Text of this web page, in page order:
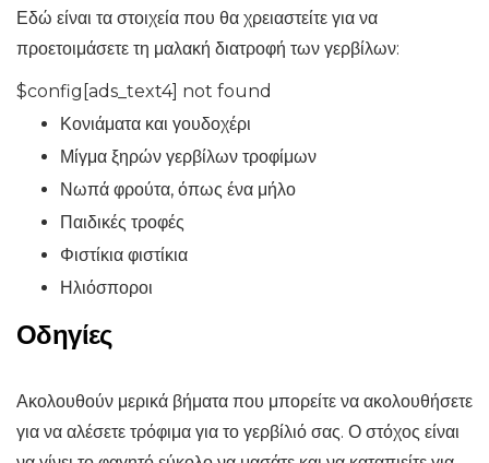
Εδώ είναι τα στοιχεία που θα χρειαστείτε για να
προετοιμάσετε τη μαλακή διατροφή των γερβίλων:
$config[ads_text4] not found
Κονιάματα και γουδοχέρι
Μίγμα ξηρών γερβίλων τροφίμων
Νωπά φρούτα, όπως ένα μήλο
Παιδικές τροφές
Φιστίκια φιστίκια
Ηλιόσποροι
Οδηγίες
Ακολουθούν μερικά βήματα που μπορείτε να ακολουθήσετε
για να αλέσετε τρόφιμα για το γερβίλιό σας. Ο στόχος είναι